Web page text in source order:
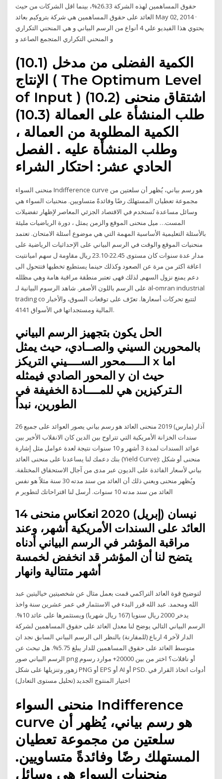
حقوق المساهمين لهذه الشركة 26.33%، بينما اقل الشركات من حيث
العائد على حقوق المساهمين هي شركة بتروكيم بعائد May 02, 2014 ·
يحتوي هذا الفيديو علي 4 أنواع من الرسم البياني و هي المنحني التكراري
و المنحني التكراري المتجمع الصاعد و
(10.1) الكمية الفضلى من مدخل
الإنتاج ( The Optimum Level
of Input ) (10.2) اشتقاق منحنى
طلب المنشأة على العمالة (10.3)
الكمية المطلوبة من العمالة ،
وطلب المنشأة عليه . الفصل
الحادي عشر: احتكار الشراء
منحنى السواء Indifference curve هو رسم بياني، يُظهر أن سلعتين من
مجموعة تعطيان المستهلك رضًا وفائدةً متساويين. منحنيات السواء هي
وسائل مساعدة تُستخدم في الاقتصاد الجزئي المعاصر لإظهار تفضيلات
المست… ميل منحنى الموقع والزمن يمثل ، دورة الرياضيات مليئة
بالأسئلة التعليمية الأساسية المهمة التي هي موضوع أسئلة الامتحان. تعتمد
منحنيات الموقع والوقت في الرسم البياني على الإحداثيات الرياضية على
مدار عدة سنوات كان مستوى 22.45-23.10 ريال مقاومة ل سهم اميانتيت
اعاقة اكثر من مرة عن الصعود وكذلك حينما يستطيع تخطيها فتتحول الى
دعم يمنع نزول السهم, لذلك فهى تعتبر منطقة مراقبة هامة وهي مظلله
على الرسم باللون الأصفر. شاهد الرسوم البيانية لـ ‎al-omran industrial
trading co‎ لتتبع تحركات أسعارها. تعرّف على توقعات السوق، والأخبار
‎4141‎ المالية ومستجداتها في الأسواق.
الحل يكون بتجهيز الرسم البياني
بالمحورين السيني والصــادي، حيث يمثل
الـــــمحور الســــيني التريكز x اما
المحور الصادي فيمثله y حيث ان
الـتركيزين هي للمــــادة الخفيفة في
الطورين، نبدأ
26 آذار (مارس) 2019 منحنى العائد هو رسم بياني يصور العوائد على جميع
سندات الخزانة الأمريكية التي تتراوح بين الدين كان الانقلاب الأخير بين
عوائد السندات لمدة 3 أشهر و 10 سنوات نتيجة لعدة عوامل مثل إشارة
بنك دعمك لنا يساعدنا على منحنى العائد (Yield Curve): منحنى أو شكل
بياني لأسعار الفائدة على الديون عبر مدى من آجال الاستحقاق المختلفة.
ويُظهر منحنى ويعني ذلك أن العائد من سند مدته 30 سنة مثلاً هو نفس
العائد من سند مدته 10 سنوات. أرسل لنا اقتراحاتك لتطوير م
14 نيسان (إبريل) 2020 انعكاس منحنى
العائد على السندات الأمريكية أشهر، وعند
مراقبة المؤشر في الرسم البياني أدناه
يتضح لنا أن المؤشر قد انخفض لخمسة
لتوضيح قوة العائد التراكمي قمت بعمل مثال عن شخصيتين خياليتين عبد
الله ومحمد. عبد الله قرر البدء في الاستثمار في عمر عشرين سنة واخذ
يدخر 2000 ريال سنويا (167 ريال شهريا) ويستثمرها على عائد 10%.
الرسم البياني التالي يوضح لنا معدل العائد على حقوق المساهمين لشركة
الدار لآخر 4 ارباع (للمقارنة) بالنظر الى الرسم البياني السابق نجد ان
متوسط العائد على حقوق المساهمين للدار يبلغ 5.75%. هل تبحث عن
الرسم البياني صور png أو ناقلات؟ اختر من بين 20000+ موارد رسوم
زهور وتنزيلها على شكل PNG أو EPS أو AI أو PSD. أدوات اتخاذ القرار في
اختيار المنتوج الجديد (تحليل مستوى التعادل)
منحنى السواء Indifference
curve هو رسم بياني، يُظهر أن
سلعتين من مجموعة تعطيان
المستهلك رضًا وفائدةً متساويين.
منحنيات السواء هي وسائل